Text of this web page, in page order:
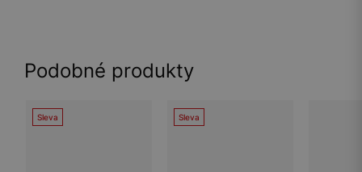
Podobné produkty
Sleva Sleva